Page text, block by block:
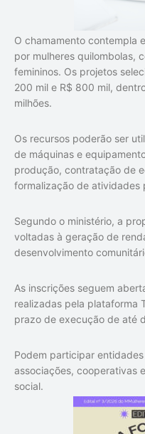
O chamamento contempla
por mulheres quilombolas,
femininos. Os projetos
200 mil e R$ 800 mil,
milhões.
Os recursos poderão ser
de máquinas e
produção, contratação de
formalização de atividades
Segundo o ministério, a
voltadas à geração de
desenvolvimento
As inscrições seguem
realizadas pela plataforma
prazo de execução de até
Podem participar
associações, cooperativas
social.